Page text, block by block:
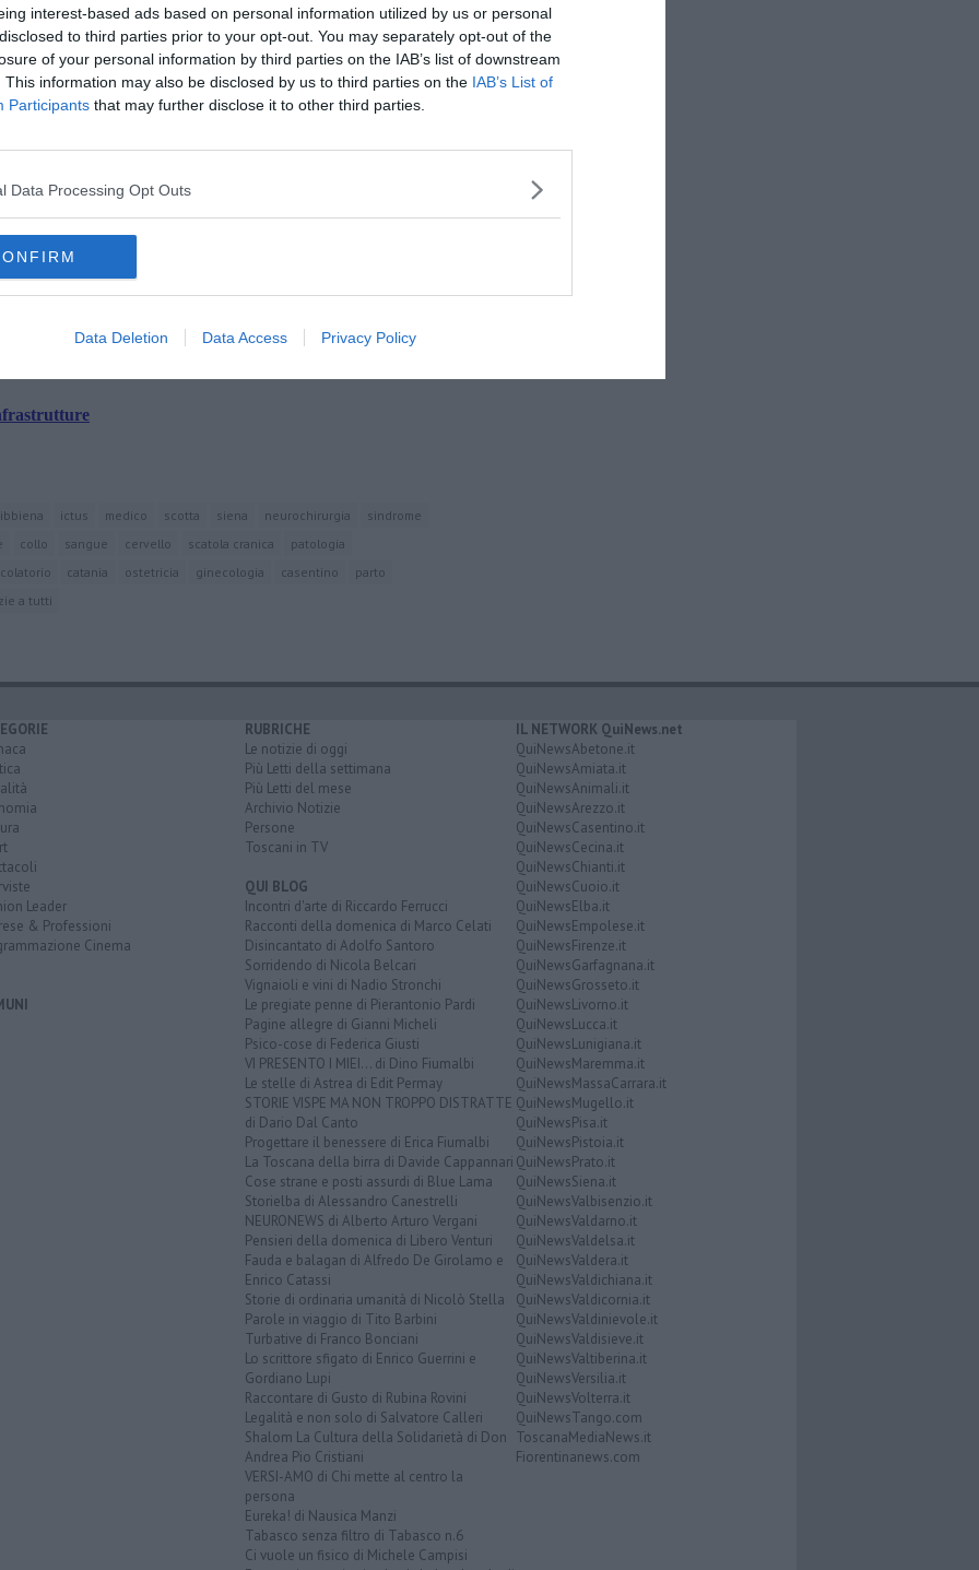
interest-based ads based on personal information utilized by us or personal
to third parties prior to your opt-out. You may separately opt-out of the
of your personal information by third parties on the IAB’s list of downstream
This information may also be disclosed by us to third parties on the IAB’s List of
Participants that may further disclose it to other third parties.
Data Processing Opt Outs
Data Deletion Data Access Privacy Policy
commenta Enrico Desideri Commissario della Asl della
dimostrata e confermata la presenza nelle nostre strutture di
consentito di eseguire al San Donato il primo parto in un
dire da parte mia grazie a tutti i professionisti che, dalla
si sono impegnati per il benessere di questi nostri
iscriviti alla
Newsletter QUInews - ToscanaMedia.
nella tua casella di posta.
ictus medico scotta siena neurochirurgia
sindrome
collo sangue cervello scatola cranica
patologia
catania ostetricia ginecologia casentino
parto
a tutti
Leader
& Professioni
Cinema
RUBRICHE
Le notizie di oggi
Più Letti della settimana
Più Letti del mese
Archivio Notizie
Persone
Toscani in TV
QUI BLOG
Incontri d'arte di Riccardo Ferrucci
Racconti della domenica di Marco Celati
Disincantato di Adolfo Santoro
Sorridendo di Nicola Belcari
Vignaioli e vini di Nadio Stronchi
Le pregiate penne di Pierantonio Pardi
Pagine allegre di Gianni Micheli
Psico-cose di Federica Giusti
VI PRESENTO I MIEI... di Dino Fiumalbi
Le stelle di Astrea di Edit Permay
STORIE VISPE MA NON TROPPO DISTRATTE
di Dario Dal Canto
Progettare il benessere di Erica Fiumalbi
La Toscana della birra di Davide Cappannari
Cose strane e posti assurdi di Blue Lama
Storielba di Alessandro Canestrelli
NEURONEWS di Alberto Arturo Vergani
Pensieri della domenica di Libero Venturi
Fauda e balagan di Alfredo De Girolamo e
Enrico Catassi
Storie di ordinaria umanità di Nicolò Stella
Parole in viaggio di Tito Barbini
Turbative di Franco Bonciani
Lo scrittore sfigato di Enrico Guerrini e
Gordiano Lupi
Raccontare di Gusto di Rubina Rovini
Legalità e non solo di Salvatore Calleri
Shalom La Cultura della Solidarietà di Don
Andrea Pio Cristiani
VERSI-AMO di Chi mette al centro la
persona
Eureka! di Nausica Manzi
Tabasco senza filtro di Tabasco n.6
Ci vuole un fisico di Michele Campisi
IL NETWORK QuiNews.net
QuiNewsAbetone.it
QuiNewsAmiata.it
QuiNewsAnimali.it
QuiNewsArezzo.it
QuiNewsCasentino.it
QuiNewsCecina.it
QuiNewsChianti.it
QuiNewsCuoio.it
QuiNewsElba.it
QuiNewsEmpolese.it
QuiNewsFirenze.it
QuiNewsGarfagnana.it
QuiNewsGrosseto.it
QuiNewsLivorno.it
QuiNewsLucca.it
QuiNewsLunigiana.it
QuiNewsMaremma.it
QuiNewsMassaCarrara.it
QuiNewsMugello.it
QuiNewsPisa.it
QuiNewsPistoia.it
QuiNewsPrato.it
QuiNewsSiena.it
QuiNewsValbisenzio.it
QuiNewsValdarno.it
QuiNewsValdelsa.it
QuiNewsValdera.it
QuiNewsValdichiana.it
QuiNewsValdicornia.it
QuiNewsValdinievole.it
QuiNewsValdisieve.it
QuiNewsValtiberina.it
QuiNewsVersilia.it
QuiNewsVolterra.it
QuiNewsTango.com
ToscanaMediaNews.it
Fiorentinanews.com